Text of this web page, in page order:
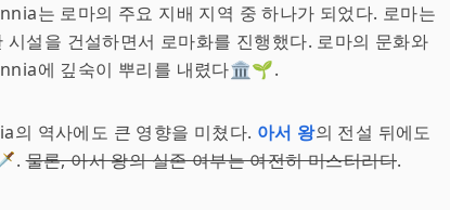
는 로마의 주요 지배 지역 중 하나가 되었다. 로마는
시설을 건설하면서 로마화를 진행했다. 로마의 문화와
에 깊숙이 뿌리를 내렸다🏛️🌱.
의 역사에도 큰 영향을 미쳤다. 아서 왕의 전설 뒤에도
물론, 아서 왕의 실존 여부는 여전히 미스터리다.